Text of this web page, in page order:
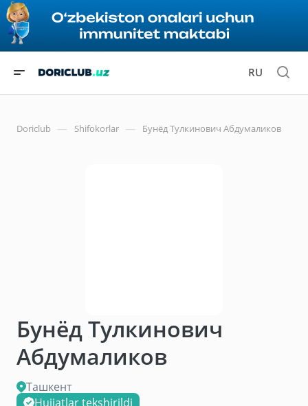
RU
Doriclub — Shifokorlar — Бунёд Тулкинович Абдумаликов
Бунёд Тулкинович
Абдумаликов
Ташкент
Hujjatlar tekshirildi